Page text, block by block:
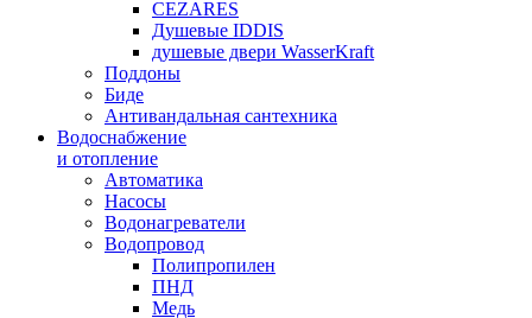
CEZARES
Душевые IDDIS
душевые двери WasserKraft
Поддоны
Биде
Антивандальная сантехника
Водоснабжение
и отопление
Автоматика
Насосы
Водонагреватели
Водопровод
Полипропилен
ПНД
Медь